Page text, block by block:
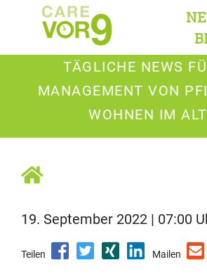
TÄGLICHE NEWS
MANAGEMENT VON
WOHNEN IM
19. September 2022 | 07:00
Teilen Mailen